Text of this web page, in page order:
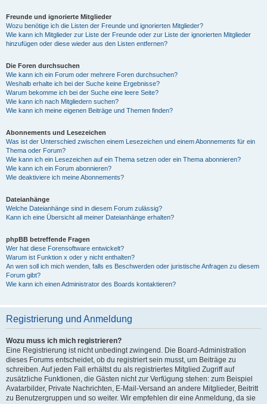
Freunde und ignorierte Mitglieder
Wozu benötige ich die Listen der Freunde und ignorierten Mitglieder?
Wie kann ich Mitglieder zur Liste der Freunde oder zur Liste der ignorierten Mitglieder
hinzufügen oder diese wieder aus den Listen entfernen?
Die Foren durchsuchen
Wie kann ich ein Forum oder mehrere Foren durchsuchen?
Weshalb erhalte ich bei der Suche keine Ergebnisse?
Warum bekomme ich bei der Suche eine leere Seite?
Wie kann ich nach Mitgliedern suchen?
Wie kann ich meine eigenen Beiträge und Themen finden?
Abonnements und Lesezeichen
Was ist der Unterschied zwischen einem Lesezeichen und einem Abonnements für ein
Thema oder Forum?
Wie kann ich ein Lesezeichen auf ein Thema setzen oder ein Thema abonnieren?
Wie kann ich ein Forum abonnieren?
Wie deaktiviere ich meine Abonnements?
Dateianhänge
Welche Dateianhänge sind in diesem Forum zulässig?
Kann ich eine Übersicht all meiner Dateianhänge erhalten?
phpBB betreffende Fragen
Wer hat diese Forensoftware entwickelt?
Warum ist Funktion x oder y nicht enthalten?
An wen soll ich mich wenden, falls es Beschwerden oder juristische Anfragen zu diesem
Forum gibt?
Wie kann ich einen Administrator des Boards kontaktieren?
Registrierung und Anmeldung
Wozu muss ich mich registrieren?
Eine Registrierung ist nicht unbedingt zwingend. Die Board-Administration
dieses Forums entscheidet, ob du registriert sein musst, um Beiträge zu
schreiben. Auf jeden Fall erhältst du als registriertes Mitglied Zugriff auf
zusätzliche Funktionen, die Gästen nicht zur Verfügung stehen: zum Beispiel
Avatarbilder, Private Nachrichten, E-Mail-Versand an andere Mitglieder, Beitritt
zu Benutzergruppen und so weiter. Wir empfehlen dir eine Anmeldung, da sie